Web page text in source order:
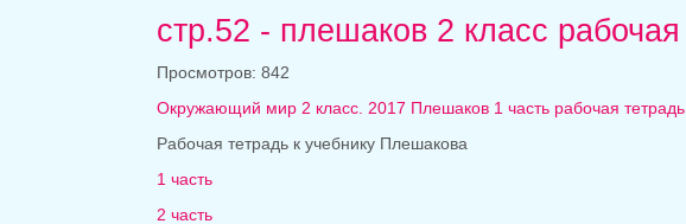
стр.52 - плешаков 2 класс рабочая
Просмотров: 842
Окружающий мир 2 класс. 2017 Плешаков 1 часть рабочая тетрадь
Рабочая тетрадь к учебнику Плешакова
1 часть
2 часть